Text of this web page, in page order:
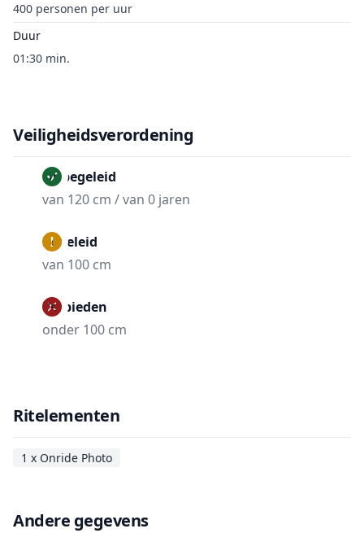
400 personen per uur
Duur
01:30 min.
Veiligheidsverordening
Onbegeleid
van 120 cm / van 0 jaren
Begeleid
van 100 cm
Verbieden
onder 100 cm
Ritelementen
1 x Onride Photo
Andere gegevens